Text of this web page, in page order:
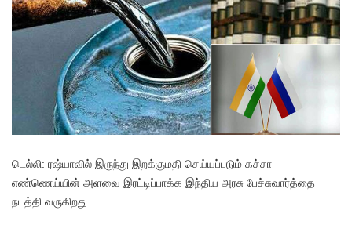
டெல்லி: ரஷ்யாவில் இருந்து இறக்குமதி செய்யப்படும் கச்சா
எண்ணெய்யின் அளவை இரட்டிப்பாக்க இந்திய அரசு பேச்சுவார்த்தை
நடத்தி வருகிறது.